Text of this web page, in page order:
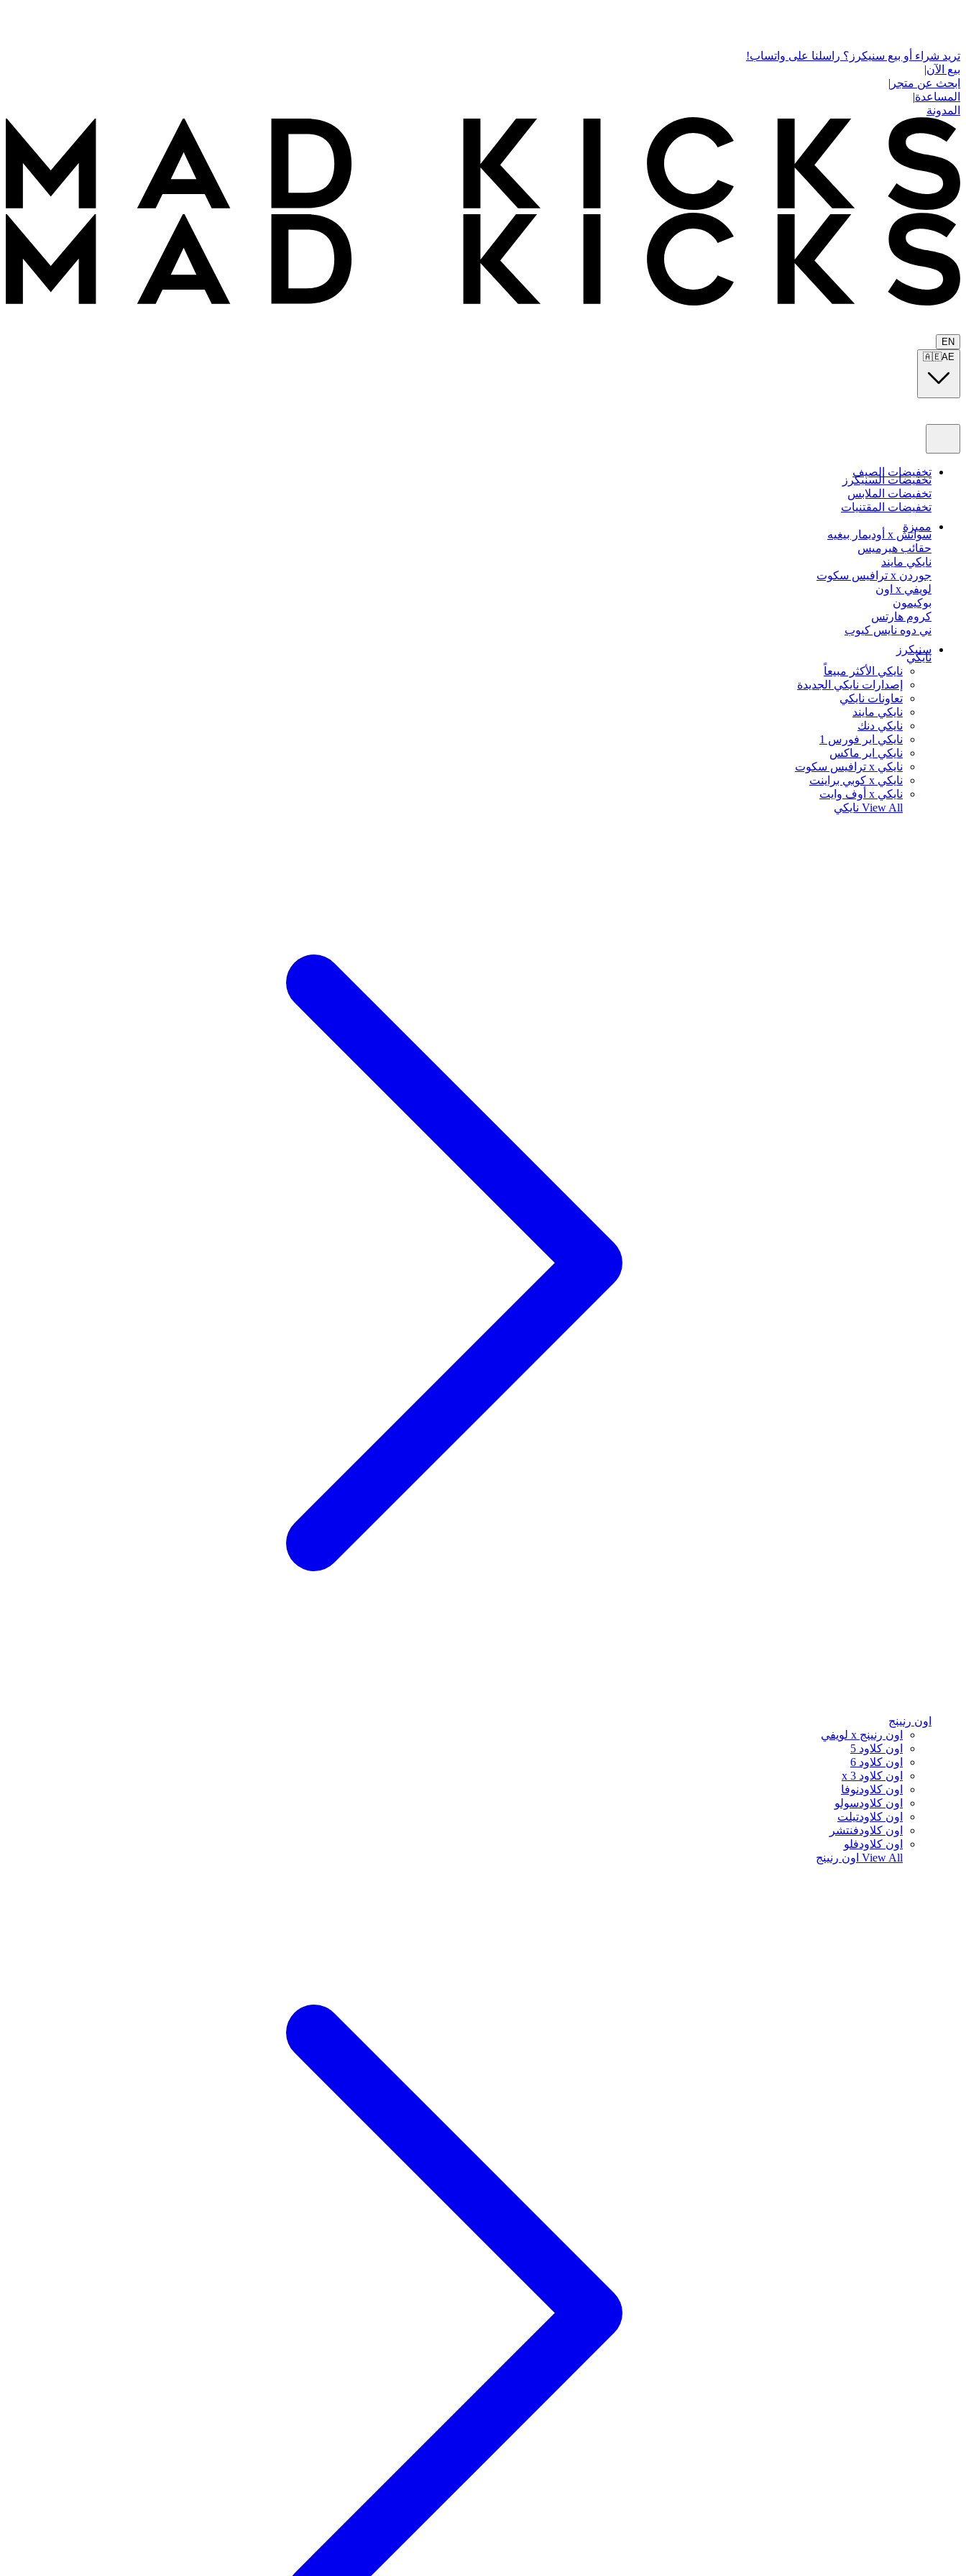
تريد شراء أو بيع سنيكرز؟ راسلنا على واتساب!
بيع الآن|
ابحث عن متجر |
المساعدة|
المدونة
EN
🇦🇪AE
تخفيضات الصيف
تخفيضات السنيكرز
تخفيضات الملابس
تخفيضات المقتنيات
مميزة
سواتش x أوديمار بيغيه
حقائب هيرميس
نايكي مايند
جوردن x ترافيس سكوت
لويفي x اون
بوكيمون
كروم هارتس
ني دوه نايس كيوب
سنيكرز
نايكي
نايكي الأكثر مبيعاً
إصدارات نايكي الجديدة
تعاونات نايكي
نايكي مايند
نايكي دنك
نايكي اير فورس 1
نايكي اير ماكس
نايكي x ترافيس سكوت
نايكي x كوبي براينت
نايكي x أوف وايت
View All نايكي
اون رنينج
اون رنينج x لويفي
اون كلاود 5
اون كلاود 6
اون كلاود x 3
اون كلاودنوفا
اون كلاودسولو
اون كلاودتيلت
اون كلاودفنتشر
اون كلاودفلو
View All اون رنينج